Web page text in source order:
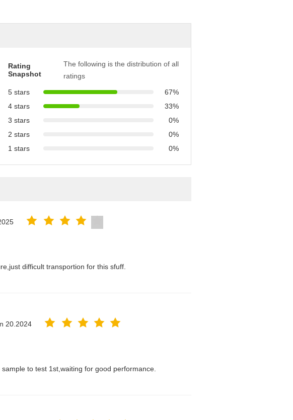
Rating
Snapshot
The following is the distribution of all
ratings
5 stars
67%
4 stars
33%
3 stars
0%
2 stars
0%
1 stars
0%
difficult transportion for this sfuff.
20.2024
to test 1st,waiting for good performance.